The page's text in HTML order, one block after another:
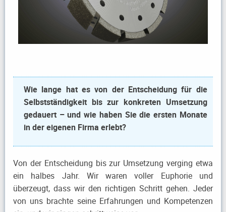
Wie lange hat es von der Entscheidung für die
Selbstständigkeit bis zur konkreten Umsetzung
gedauert – und wie haben Sie die ersten Monate
in der eigenen Firma erlebt?
Von der Entscheidung bis zur Umsetzung verging etwa
ein halbes Jahr. Wir waren voller Euphorie und
überzeugt, dass wir den richtigen Schritt gehen. Jeder
von uns brachte seine Erfahrungen und Kompetenzen